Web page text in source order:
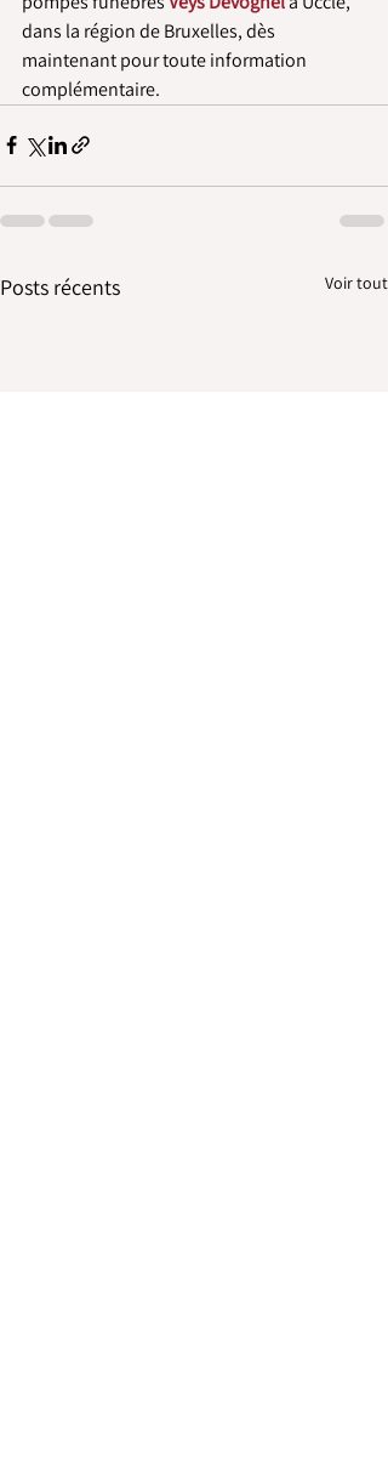
dans la région de Bruxelles, dès
maintenant pour toute information
complémentaire.
Posts récents Voir tout